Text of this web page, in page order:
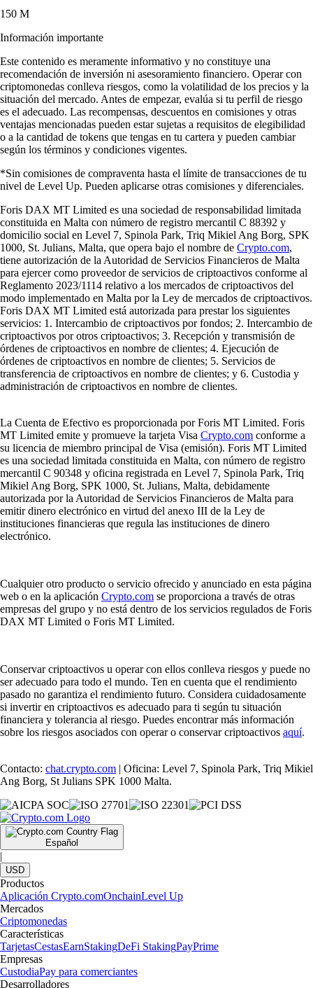
150 M
Información importante
Este contenido es meramente informativo y no constituye una
recomendación de inversión ni asesoramiento financiero. Operar con
criptomonedas conlleva riesgos, como la volatilidad de los precios y la
situación del mercado. Antes de empezar, evalúa si tu perfil de riesgo
es el adecuado. Las recompensas, descuentos en comisiones y otras
ventajas mencionadas pueden estar sujetas a requisitos de elegibilidad
o a la cantidad de tokens que tengas en tu cartera y pueden cambiar
según los términos y condiciones vigentes.
*Sin comisiones de compraventa hasta el límite de transacciones de tu
nivel de Level Up. Pueden aplicarse otras comisiones y diferenciales.
Foris DAX MT Limited es una sociedad de responsabilidad limitada
constituida en Malta con número de registro mercantil C 88392 y
domicilio social en Level 7, Spinola Park, Triq Mikiel Ang Borg, SPK
1000, St. Julians, Malta, que opera bajo el nombre de Crypto.com,
tiene autorización de la Autoridad de Servicios Financieros de Malta
para ejercer como proveedor de servicios de criptoactivos conforme al
Reglamento 2023/1114 relativo a los mercados de criptoactivos del
modo implementado en Malta por la Ley de mercados de criptoactivos.
Foris DAX MT Limited está autorizada para prestar los siguientes
servicios: 1. Intercambio de criptoactivos por fondos; 2. Intercambio de
criptoactivos por otros criptoactivos; 3. Recepción y transmisión de
órdenes de criptoactivos en nombre de clientes; 4. Ejecución de
órdenes de criptoactivos en nombre de clientes; 5. Servicios de
transferencia de criptoactivos en nombre de clientes; y 6. Custodia y
administración de criptoactivos en nombre de clientes.
La Cuenta de Efectivo es proporcionada por Foris MT Limited. Foris
MT Limited emite y promueve la tarjeta Visa Crypto.com conforme a
su licencia de miembro principal de Visa (emisión). Foris MT Limited
es una sociedad limitada constituida en Malta, con número de registro
mercantil C 90348 y oficina registrada en Level 7, Spinola Park, Triq
Mikiel Ang Borg, SPK 1000, St. Julians, Malta, debidamente
autorizada por la Autoridad de Servicios Financieros de Malta para
emitir dinero electrónico en virtud del anexo III de la Ley de
instituciones financieras que regula las instituciones de dinero
electrónico.
Cualquier otro producto o servicio ofrecido y anunciado en esta página
web o en la aplicación Crypto.com se proporciona a través de otras
empresas del grupo y no está dentro de los servicios regulados de Foris
DAX MT Limited o Foris MT Limited.
Conservar criptoactivos u operar con ellos conlleva riesgos y puede no
ser adecuado para todo el mundo. Ten en cuenta que el rendimiento
pasado no garantiza el rendimiento futuro. Considera cuidadosamente
si invertir en criptoactivos es adecuado para ti según tu situación
financiera y tolerancia al riesgo. Puedes encontrar más información
sobre los riesgos asociados con operar o conservar criptoactivos aquí.
Contacto: chat.crypto.com | Oficina: Level 7, Spinola Park, Triq Mikiel
Ang Borg, St Julians SPK 1000 Malta.
Español
|
USD
Productos
Aplicación Crypto.comOnchainLevel Up
Mercados
Criptomonedas
Características
TarjetasCestasEarnStakingDeFi StakingPayPrime
Empresas
CustodiaPay para comerciantes
Desarrolladores